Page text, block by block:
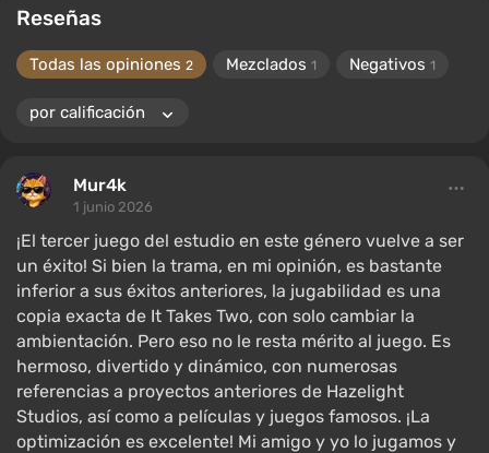
Reseñas
Todas las opiniones 2 Mezclados 1 Negativos 1
Mur4k
1 junio 2026
¡El tercer juego del estudio en este género vuelve a ser
un éxito! Si bien la trama, en mi opinión, es bastante
inferior a sus éxitos anteriores, la jugabilidad es una
copia exacta de It Takes Two, con solo cambiar la
ambientación. Pero eso no le resta mérito al juego. Es
hermoso, divertido y dinámico, con numerosas
referencias a proyectos anteriores de Hazelight
Studios, así como a películas y juegos famosos. ¡La
optimización es excelente! Mi amigo y yo lo jugamos y